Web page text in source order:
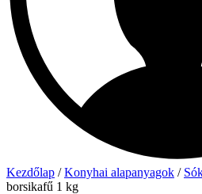
Kezdőlap /Konyhai alapanyagok /
borsikafű 1 kg